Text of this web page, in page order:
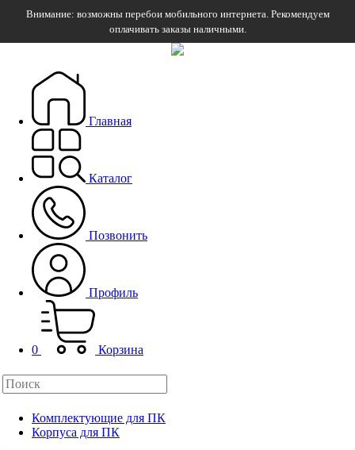
Внимание: возможны перебои мобильного интернета. Рекомендуем
оплачивать заказы наличными.
Главная
Каталог
Позвонить
Профиль
0 Корзина
Комплектующие для ПК
Корпуса для ПК